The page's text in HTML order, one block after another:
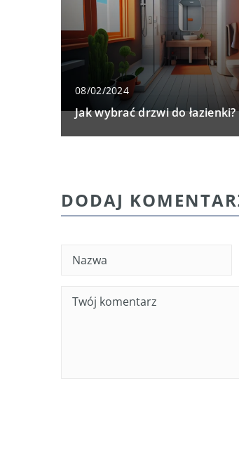
08/02/2024
Jak wybrać drzwi do łazienki?
DODAJ